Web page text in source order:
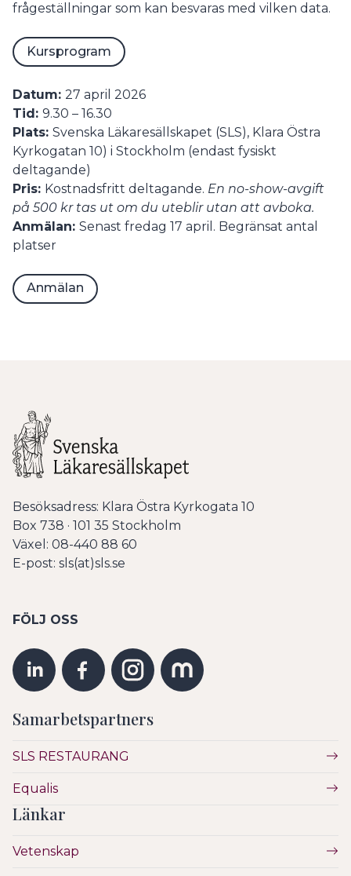
frågeställningar som kan besvaras med vilken data.
Kursprogram
Datum: 27 april 2026
Tid: 9.30 – 16.30
Plats: Svenska Läkaresällskapet (SLS), Klara Östra
Kyrkogatan 10) i Stockholm (endast fysiskt
deltagande)
Pris: Kostnadsfritt deltagande. En no-show-avgift
på 500 kr tas ut om du uteblir utan att avboka.
Anmälan: Senast fredag 17 april. Begränsat antal
platser
Anmälan
Besöksadress: Klara Östra Kyrkogata 10
Box 738 · 101 35 Stockholm
Växel: 08-440 88 60
E-post: sls(at)sls.se
FÖLJ OSS
Samarbetspartners
SLS RESTAURANG
Equalis
Länkar
Vetenskap